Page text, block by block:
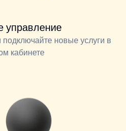
управление
новые услуги в
кабинете